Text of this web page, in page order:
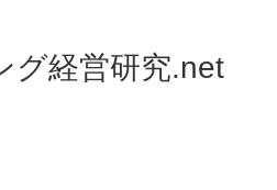
グ経営研究.net